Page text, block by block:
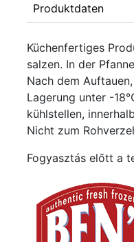
Produktdaten
Küchenfertiges
salzen. In der
Nach dem
Lagerung unter -
kühlstellen,
Nicht zum
Fogyasztás előtt a